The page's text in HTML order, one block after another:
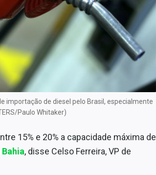
importação de diesel pelo Brasil, especialmente
Paulo Whitaker)
15% e 20% a capacidade máxima de
Bahia, disse Celso Ferreira, VP de